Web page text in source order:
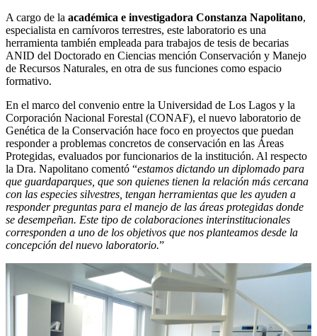
A cargo de la académica e investigadora Constanza Napolitano,
especialista en carnívoros terrestres, este laboratorio es una
herramienta también empleada para trabajos de tesis de becarias
ANID del Doctorado en Ciencias mención Conservación y Manejo
de Recursos Naturales, en otra de sus funciones como espacio
formativo.
En el marco del convenio entre la Universidad de Los Lagos y la
Corporación Nacional Forestal (CONAF), el nuevo laboratorio de
Genética de la Conservación hace foco en proyectos que puedan
responder a problemas concretos de conservación en las Áreas
Protegidas, evaluados por funcionarios de la institución. Al respecto
la Dra. Napolitano comentó “estamos dictando un diplomado para
que guardaparques, que son quienes tienen la relación más cercana
con las especies silvestres, tengan herramientas que les ayuden a
responder preguntas para el manejo de las áreas protegidas donde
se desempeñan. Este tipo de colaboraciones interinstitucionales
corresponden a uno de los objetivos que nos planteamos desde la
concepción del nuevo laboratorio.”